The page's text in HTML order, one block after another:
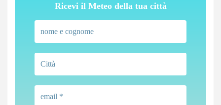
Ricevi il Meteo della tua città